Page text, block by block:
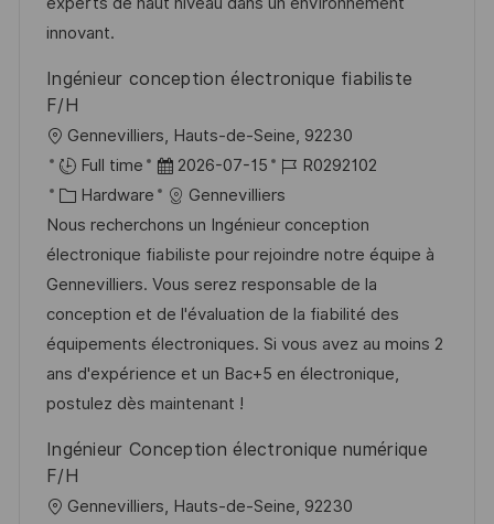
r
f
n
i
innovant.
Ingénieur conception électronique fiabiliste
F/H
O
r
t
Gennevilliers, Hauts-de-Seine, 92230
Full time
D
a
t
u
m
d
e
r
V
r
2026-07-15
J
o
b
-
I
D
R0292102
K
a
t
e
g
o
r
i
Hardware
Gennevilliers
Nous recherchons un Ingénieur conception
électronique fiabiliste pour rejoindre notre équipe à
Gennevilliers. Vous serez responsable de la
conception et de l'évaluation de la fiabilité des
équipements électroniques. Si vous avez au moins 2
ans d'expérience et un Bac+5 en électronique,
postulez dès maintenant !
Ingénieur Conception électronique numérique
F/H
O Gennevilliers, Hauts-de-Seine, 92230